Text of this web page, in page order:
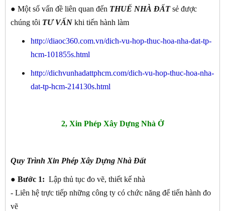
● Một số vấn đề liên quan đến THUẾ NHÀ ĐẤTsẻ được
chúng tôi TƯ VẤN khi tiến hành làm
http://diaoc360.com.vn/dich-vu-hop-thuc-hoa-nha-dat-tp-
hcm-101855s.html
http://dichvunhadattphcm.com/dich-vu-hop-thuc-hoa-nha-
dat-tp-hcm-214130s.html
2, Xin Phép Xây Dựng Nhà Ở
Quy Trình Xin Phép Xây Dựng Nhà Đất
● Bước 1: Lập thủ tục đo vẽ, thiết kế nhà
- Liên hệ trực tiếp những công ty có chức năng để tiến hành đo
vẽ